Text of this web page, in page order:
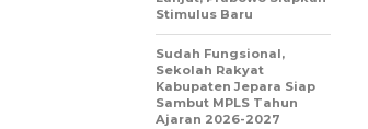
Stimulus Baru
Sudah Fungsional,
Sekolah Rakyat
Kabupaten Jepara Siap
Sambut MPLS Tahun
Ajaran 2026-2027